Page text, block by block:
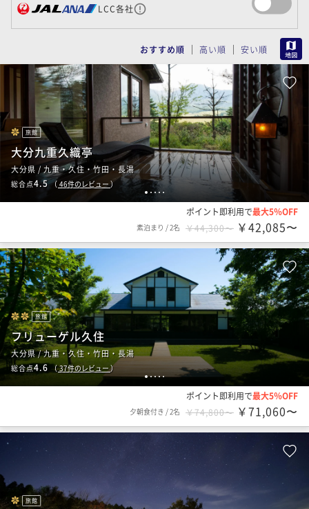
LCC各社
おすすめ順 高い順 安い順
1 2 3 4 5
旅館
大分九重久織亭
大分県 / 九重・久住・竹田・長湯
総合点4.5（ 46件のレビュー）
ポイント即利用で最大5％OFF
素泊まり /2名 ￥44,300〜 ￥42,085〜
12345
旅館
フリューゲル久住
大分県 / 九重・久住・竹田・長湯
総合点4.6 （37件のレビュー）
ポイント即利用で最大5％OFF
夕朝食付き /2名 ￥74,800〜 ￥71,060〜
旅館